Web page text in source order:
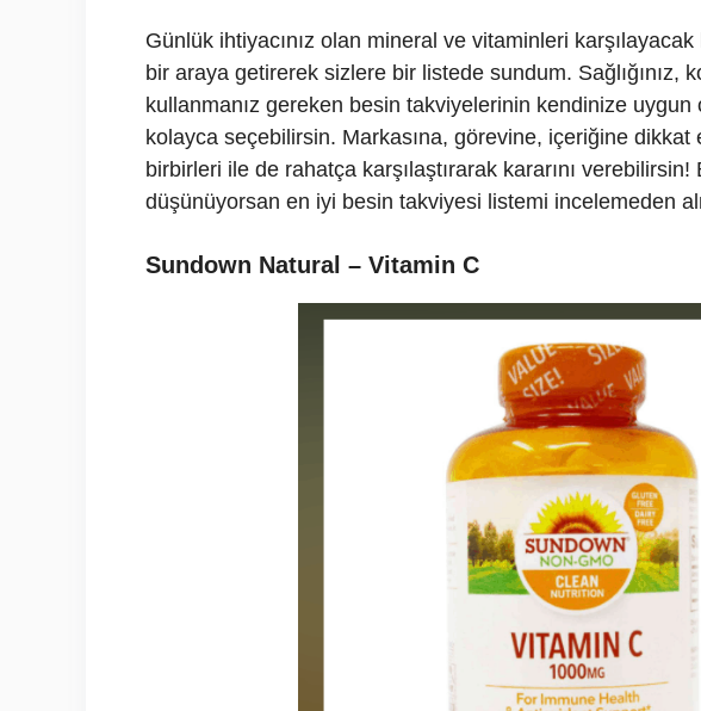
Günlük ihtiyacınız olan mineral ve vitaminleri
bir araya getirerek sizlere bir listede sundum. Sağlığınız,
kullanmanız gereken besin takviyelerinin kendinize uygun
kolayca seçebilirsin. Markasına, görevine, içeriğine dikkat
birbirleri ile de rahatça karşılaştırarak kararını
düşünüyorsan en iyi besin takviyesi listemi incelemeden
Sundown Natural – Vitamin C